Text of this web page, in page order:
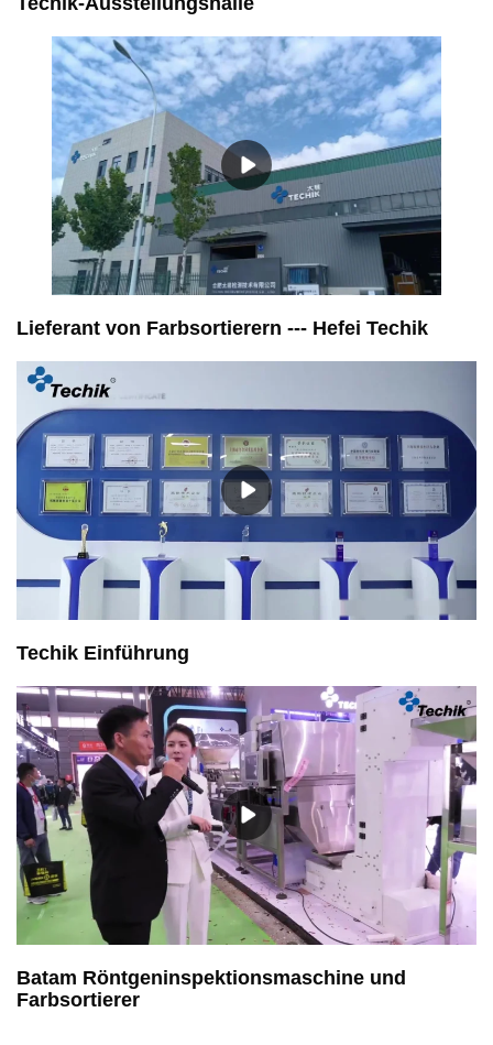
Lieferant von Farbsortierern --- Hefei Techik
Techik Einführung
Batam Röntgeninspektionsmaschine und
Farbsortierer